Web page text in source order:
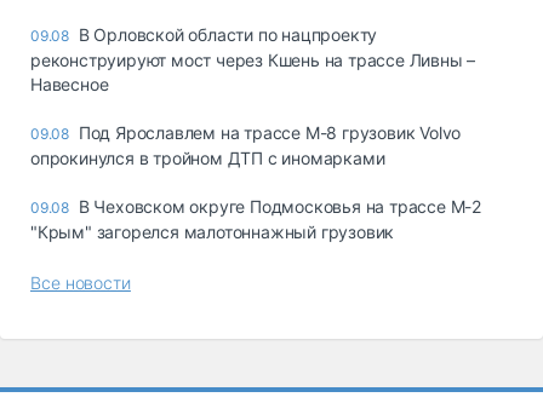
09.08 В Орловской области по нацпроекту
реконструируют мост через Кшень на трассе Ливны –
Навесное
09.08 Под Ярославлем на трассе М-8 грузовик Volvo
опрокинулся в тройном ДТП с иномарками
09.08 В Чеховском округе Подмосковья на трассе М-2
"Крым" загорелся малотоннажный грузовик
Все новости